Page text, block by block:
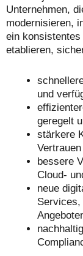
Unternehmen,
modernisieren,
ein konsistentes
etablieren,
und
geregelt
stärkere
bessere
Cloud‑
neue
Services,